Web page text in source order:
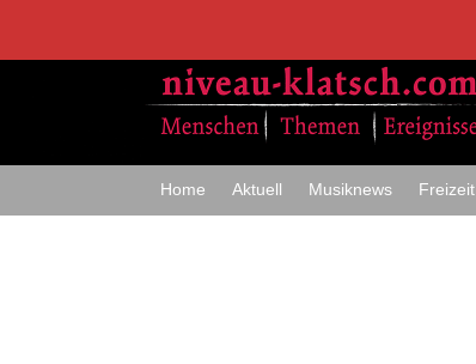
Home Aktuell Musiknews Freizeit